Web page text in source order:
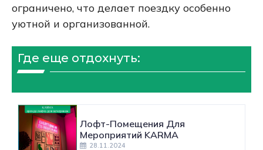
ограничено, что делает поездку особенно
уютной и организованной.
Где еще отдохнуть:
Лофт-Помещения Для
Мероприятий KARMA
28.11.2024